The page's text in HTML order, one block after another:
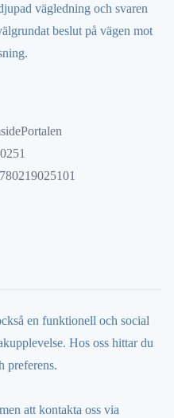
vägledning och svaren
beslut på vägen mot
en funktionell och social
Hos oss hittar du
preferens.
att kontakta oss via